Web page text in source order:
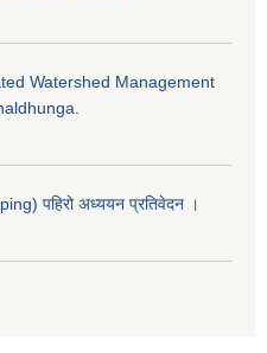
Watershed Management
पहिरो अध्ययन प्रतिवेदन ।